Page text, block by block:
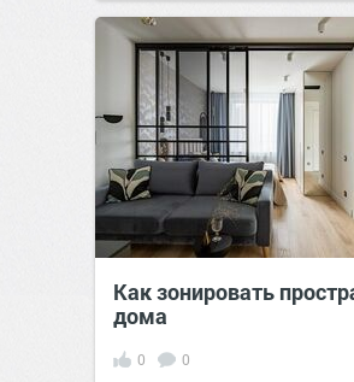
Как зонировать
дома
0 0